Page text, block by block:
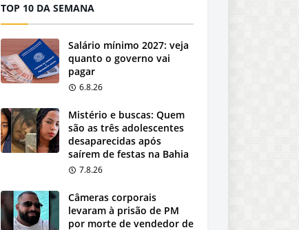
TOP 10 DA SEMANA
Salário mínimo 2027: veja
quanto o governo vai
pagar
6.8.26
Mistério e buscas: Quem
são as três adolescentes
desaparecidas após
saírem de festas na Bahia
7.8.26
Câmeras corporais
levaram à prisão de PM
por morte de vendedor de